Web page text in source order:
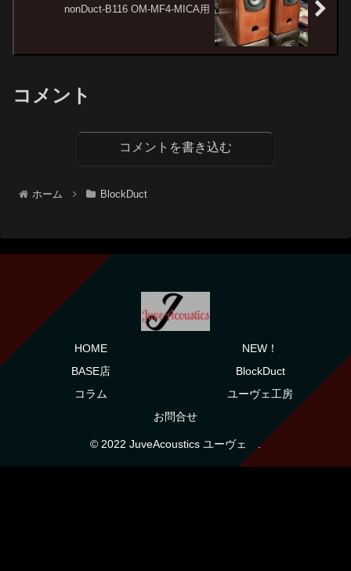
nonDuct-B116 OM-MF4-MICA用
コメント
コメントを書き込む
ホーム BlockDuct
HOME
NEW！
BASE店
BlockDuct
コラム
ユーヴェ工房
お問合せ
© 2022 JuveAcoustics ユーヴェ .